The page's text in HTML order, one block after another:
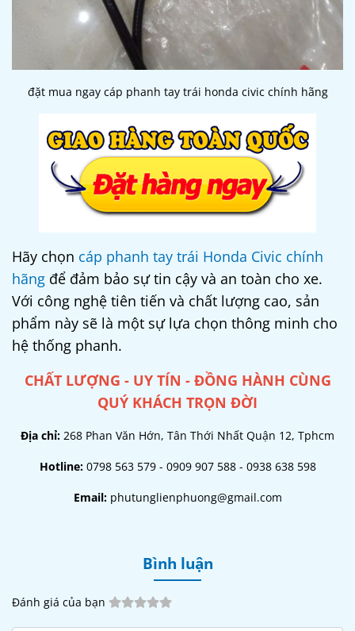
đặt mua ngay cáp phanh tay trái honda civic chính hãng
Hãy chọn cáp phanh tay trái Honda Civic chính
hãng để đảm bảo sự tin cậy và an toàn cho xe.
Với công nghệ tiên tiến và chất lượng cao, sản
phẩm này sẽ là một sự lựa chọn thông minh cho
hệ thống phanh.
CHẤT LƯỢNG - UY TÍN - ĐỒNG HÀNH CÙNG
QUÝ KHÁCH TRỌN ĐỜI
Địa chỉ: 268 Phan Văn Hớn, Tân Thới Nhất Quận 12, Tphcm
Hotline:0798 563 579 - 0909 907 588 - 0938 638 598
Email: phutunglienphuong@gmail.com
Bình luận
Đánh giá của bạn